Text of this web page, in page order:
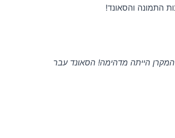
התמונה והסאונד!
הייתה מדהימה! הסאונד עבר